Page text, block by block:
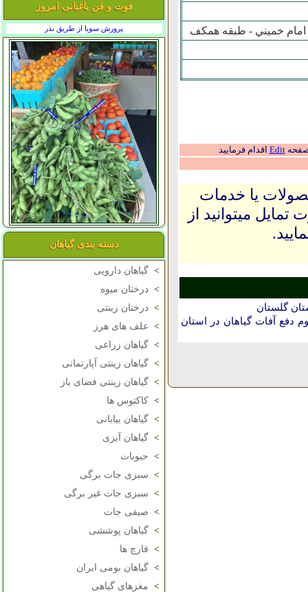
فوت و فن باغبانی امروز
پرورش سویا از طریق بذر
دسته بندی گیاهان
> گیاهان دارویی
> درختان میوه
> درختان زینتی
> علف های هرز
> گیاهان زراعی
> گیاهان زینتی آپارتمانی
> گیاهان زینتی فضای باز
> کاکتوس ها
> گیاهان بیابانی
> گیاهان آبزی
> حبوبات
> سبزی جات برگی
> سبزی جات غیر برگی
> صیفی جات
> گیاهان پوششی
> قارچ ها
> گیاهان بومی ایران
> مغزهای گیاهی
امام خميني - طبقه همکف
صفحهEdit اقدام فرمایید
یا خدمات
میتوانید از
گلستان
آفات گیاهان در استان